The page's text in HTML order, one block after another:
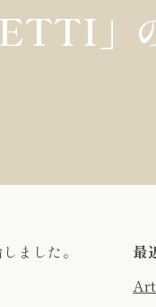
」
ました。
最